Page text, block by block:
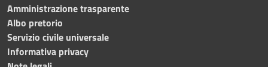
Amministrazione trasparente
Albo pretorio
Servizio civile universale
Informativa privacy